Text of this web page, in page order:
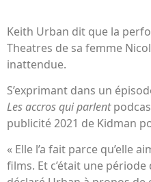
Keith Urban dit que la
Theatres de sa femme
inattendue.
S’exprimant dans un
Les accros qui parlent
publicité 2021 de Kidman
« Elle l’a fait parce qu’elle
films. Et c’était une